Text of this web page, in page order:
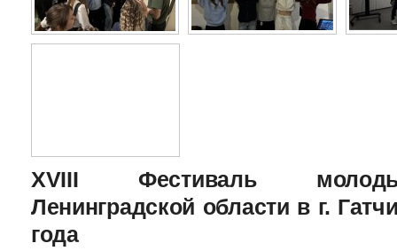
XVIII Фестиваль
Ленинградской области в г.
года